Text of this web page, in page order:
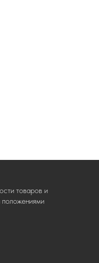
товаров и
положениями